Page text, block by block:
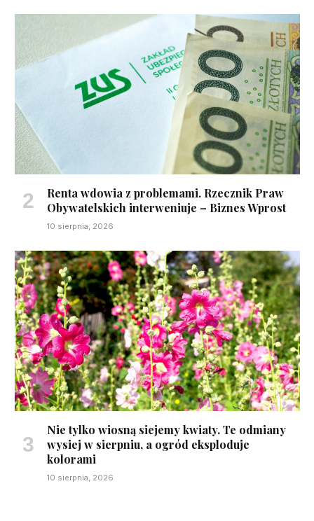
Renta wdowia z problemami. Rzecznik Praw
Obywatelskich interweniuje – Biznes Wprost
10 sierpnia, 2026
Nie tylko wiosną siejemy kwiaty. Te odmiany
wysiej w sierpniu, a ogród eksploduje
kolorami
10 sierpnia, 2026